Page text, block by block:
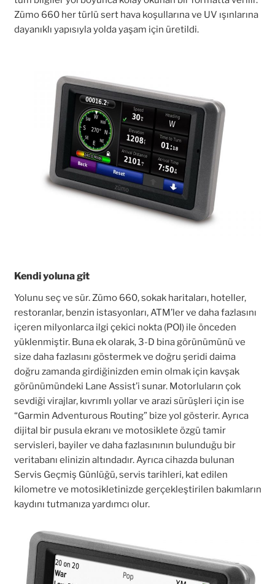
Zümo 660 her türlü sert hava koşullarına ve UV ışınlarına
dayanıklı yapısıyla yolda yaşam için üretildi.
Kendi yoluna git
Yolunu seç ve sür. Zümo 660, sokak haritaları, hoteller,
restoranlar, benzin istasyonları, ATM’ler ve daha fazlasını
içeren milyonlarca ilgi çekici nokta (POI) ile önceden
yüklenmiştir. Buna ek olarak, 3-D bina görünümünü ve
size daha fazlasını göstermek ve doğru şeridi daima
doğru zamanda girdiğinizden emin olmak için kavşak
görünümündeki Lane Assist’i sunar. Motorluların çok
sevdiği virajlar, kıvrımlı yollar ve arazi sürüşleri için ise
“Garmin Adventurous Routing” bize yol gösterir. Ayrıca
dijital bir pusula ekranı ve motosiklete özgü tamir
servisleri, bayiler ve daha fazlasınının bulunduğu bir
veritabanı elinizin altındadır. Ayrıca cihazda bulunan
Servis Geçmiş Günlüğü, servis tarihleri, kat edilen
kilometre ve motosikletinizde gerçekleştirilen bakımların
kaydını tutmanıza yardımcı olur.